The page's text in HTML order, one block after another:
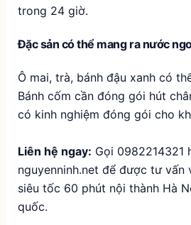
trong 24 giờ.
Đặc sản có thể mang ra nước
Ô mai, trà, bánh đậu xanh có
Bánh cốm cần đóng gói hút
có kinh nghiệm đóng gói cho
Liên hệ ngay: Gọi 0982214321
nguyenninh.net để được tư vấn
siêu tốc 60 phút nội thành Hà
quốc.